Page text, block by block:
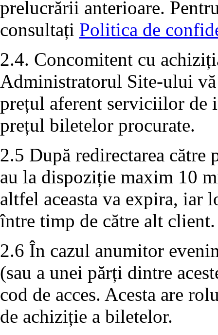
prelucrării anterioare.
consultați Politica de
2.4. Concomitent cu
Administratorul Site-ului
prețul aferent serviciilor de
prețul biletelor procurate.
2.5 După redirectarea
au la dispoziție maxim 10
altfel aceasta va expira, iar
între timp de către alt client.
2.6 În cazul anumitor
(sau a unei părți dintre
cod de acces. Acesta are
de achiziție a biletelor.